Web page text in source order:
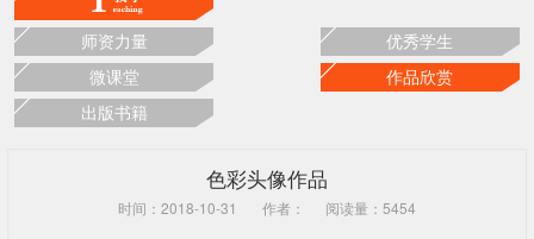
师资力量
优秀学生
微课堂
作品欣赏
出版书籍
色彩头像作品
时间：2018-10-31 作者： 阅读量：5454